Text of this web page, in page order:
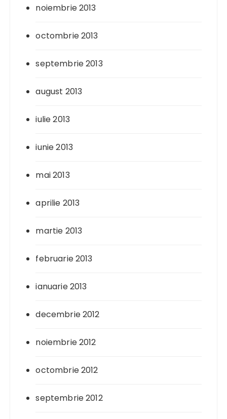
noiembrie 2013
octombrie 2013
septembrie 2013
august 2013
iulie 2013
iunie 2013
mai 2013
aprilie 2013
martie 2013
februarie 2013
ianuarie 2013
decembrie 2012
noiembrie 2012
octombrie 2012
septembrie 2012